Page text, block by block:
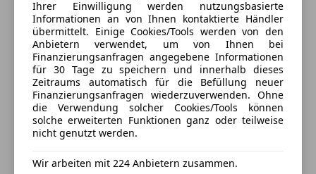
Spurhalteassistent
Tagfahrlicht
Totwinkel-Assistent
Traktionskontrolle
Verkehrszeichenerkennung
Wegfahrsperre
Zentralverriegelung
Zentralverriegelung mit Funkfernbedienung
Panorama-Schiebedach zweiteilig vorn elektrisch
Verglasung hinten abgedunkelt (Privacyverglasung)
Innen
Heckklappe mit automatischem Öffnungs- und
Schließsystem
Heckleuchten LED
Isofix-Aufnahmen für Kindersitz an Rücksitz
Multifunktion
Anbieter kontaktieren
Deine Nachricht
Ihrer Einwilligung werden nutzungsbasierte
Informationen an von Ihnen kontaktierte Händler
übermittelt. Einige Cookies/Tools werden von den
Anbietern verwendet, um von Ihnen bei
Finanzierungsanfragen angegebene Informationen
für 30 Tage zu speichern und innerhalb dieses
Zeitraums automatisch für die Befüllung neuer
Finanzierungsanfragen wiederzuverwenden. Ohne
die Verwendung solcher Cookies/Tools können
solche erweiterten Funktionen ganz oder teilweise
nicht genutzt werden.
Wir arbeiten mit 224 Anbietern zusammen.